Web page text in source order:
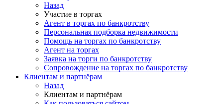
Назад
Участие в торгах
Агент в торгах по банкротству
Персональная подборка недвижимости
Помощь на торгах по банкротству
Агент на торгах
Заявка на торги по банкротству
Сопровождение на торгах по банкротству
Клиентам и партнёрам
Назад
Клиентам и партнёрам